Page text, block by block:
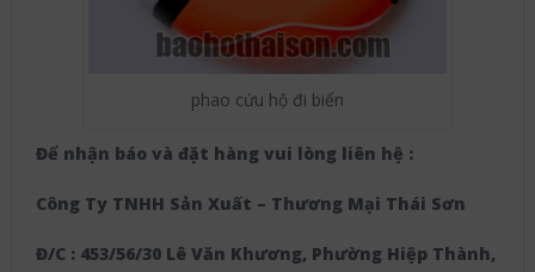
phao cứu hộ đi biển
Để nhận báo và đặt hàng vui lòng liên hệ :
Công Ty TNHH Sản Xuất – Thương Mại Thái Sơn
Đ/C : 453/56/30 Lê Văn Khương, Phường Hiệp Thành,